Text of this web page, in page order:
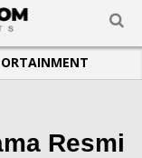
Resmi